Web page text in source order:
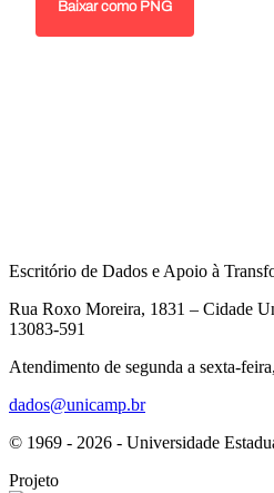
Escritório de Dados e Apoio à
Rua Roxo Moreira, 1831 – Cidade
13083-591
Atendimento de segunda a sexta-
dados@unicamp.br
© 1969 - 2026 - Universidade
Projeto